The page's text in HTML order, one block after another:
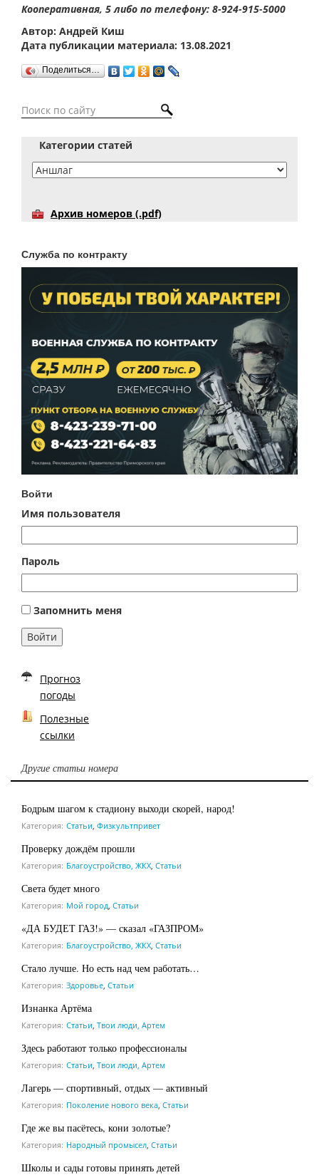
Кооперативная, 5 либо по телефону: 8-924-915-5000
Автор: Андрей Киш
Дата публикации материала: 13.08.2021
Поделиться…
Категории статей
Архив номеров (.pdf)
Служба по контракту
Войти
Имя пользователя
Пароль
Запомнить меня
Войти
Прогноз
погоды
Полезные
ссылки
Другие статьи номера
Бодрым шагом к стадиону выходи скорей, народ!
Категория: Статьи Физкультпривет
Проверку дождём прошли
Категория: Благоустройство, ЖКХ Статьи
Света будет много
Категория: Мой город Статьи
«ДА БУДЕТ ГАЗ!» — сказал «ГАЗПРОМ»
Категория: Благоустройство, ЖКХ Статьи
Стало лучше. Но есть над чем работать…
Категория: Здоровье Статьи
Изнанка Артёма
Категория: Статьи Твои люди, Артем
Здесь работают только профессионалы
Категория: Статьи Твои люди, Артем
Лагерь — спортивный, отдых — активный
Категория: Поколение нового века Статьи
Где же вы пасётесь, кони золотые?
Категория: Народный промысел Статьи
Школы и сады готовы принять детей